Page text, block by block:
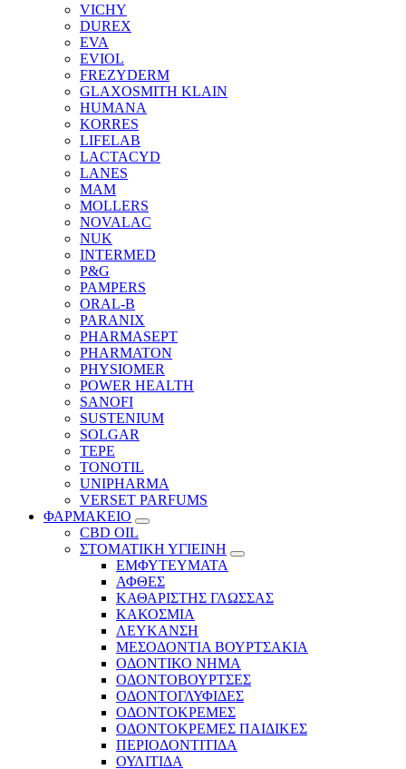
VICHY
DUREX
EVA
EVIOL
FREZYDERM
GLAXOSMITH KLAIN
HUMANA
KORRES
LIFELAB
LACTACYD
LANES
MAM
MOLLERS
NOVALAC
NUK
INTERMED
P&G
PAMPERS
ORAL-B
PARANIX
PHARMASEPT
PHARMATON
PHYSIOMER
POWER HEALTH
SANOFI
SUSTENIUM
SOLGAR
TEPE
TONOTIL
UNIPHARMA
VERSET PARFUMS
ΦΑΡΜΑΚΕΙΟ
CBD OIL
ΣΤΟΜΑΤΙΚΗ ΥΓΙΕΙΝΗ
ΕΜΦΥΤΕΥΜΑΤΑ
ΑΦΘΕΣ
ΚΑΘΑΡΙΣΤΗΣ ΓΛΩΣΣΑΣ
ΚΑΚΟΣΜΙΑ
ΛΕΥΚΑΝΣΗ
ΜΕΣΟΔΟΝΤΙΑ ΒΟΥΡΤΣΑΚΙΑ
ΟΔΟΝΤΙΚΟ ΝΗΜΑ
ΟΔΟΝΤΟΒΟΥΡΤΣΕΣ
ΟΔΟΝΤΟΓΛΥΦΙΔΕΣ
ΟΔΟΝΤΟΚΡΕΜΕΣ
ΟΔΟΝΤΟΚΡΕΜΕΣ ΠΑΙΔΙΚΕΣ
ΠΕΡΙΟΔΟΝΤΙΤΙΔΑ
ΟΥΛΙΤΙΔΑ